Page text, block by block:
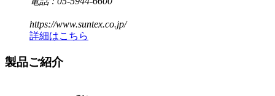
https://www.suntex.co.jp/
詳細はこちら
製品ご紹介